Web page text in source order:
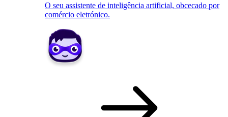
O seu assistente de inteligência artificial, obcecado por
comércio eletrónico.